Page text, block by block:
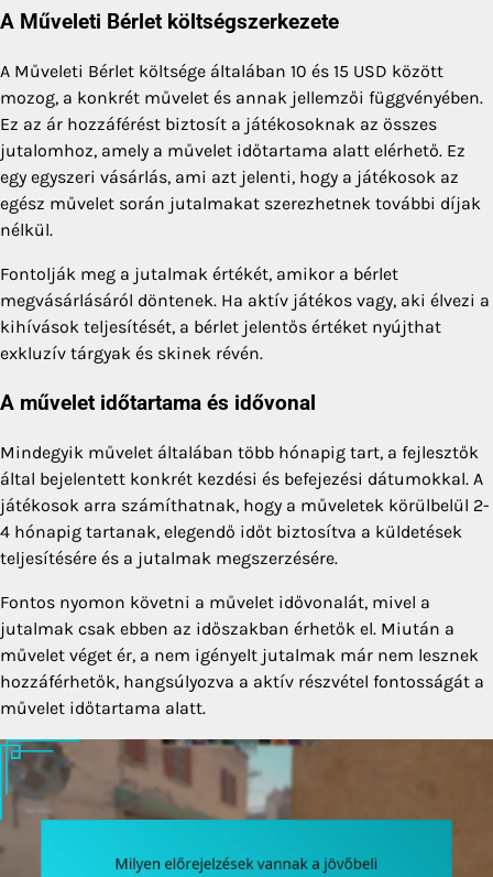
A Műveleti Bérlet költségszerkezete
A Műveleti Bérlet költsége általában 10 és 15 USD között
mozog, a konkrét művelet és annak jellemzői függvényében.
Ez az ár hozzáférést biztosít a játékosoknak az összes
jutalomhoz, amely a művelet időtartama alatt elérhető. Ez
egy egyszeri vásárlás, ami azt jelenti, hogy a játékosok az
egész művelet során jutalmakat szerezhetnek további díjak
nélkül.
Fontolják meg a jutalmak értékét, amikor a bérlet
megvásárlásáról döntenek. Ha aktív játékos vagy, aki élvezi a
kihívások teljesítését, a bérlet jelentős értéket nyújthat
exkluzív tárgyak és skinek révén.
A művelet időtartama és idővonal
Mindegyik művelet általában több hónapig tart, a fejlesztők
által bejelentett konkrét kezdési és befejezési dátumokkal. A
játékosok arra számíthatnak, hogy a műveletek körülbelül 2-
4 hónapig tartanak, elegendő időt biztosítva a küldetések
teljesítésére és a jutalmak megszerzésére.
Fontos nyomon követni a művelet idővonalát, mivel a
jutalmak csak ebben az időszakban érhetők el. Miután a
művelet véget ér, a nem igényelt jutalmak már nem lesznek
hozzáférhetők, hangsúlyozva a aktív részvétel fontosságát a
művelet időtartama alatt.